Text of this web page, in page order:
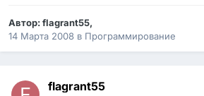
Автор:flagrant55,
14 Марта 2008 в Программирование
flagrant55